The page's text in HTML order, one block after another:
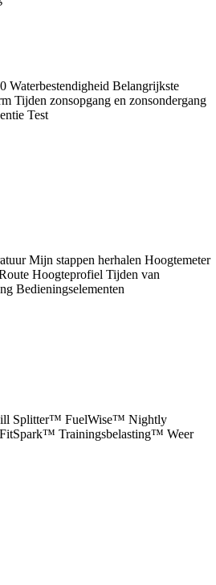
Waterbestendigheid Belangrijkste
Tijden zonsopgang en zonsondergang
Test
Mijn stappen herhalen Hoogtemeter
Hoogteprofiel Tijden van
Bedieningselementen
Splitter™ FuelWise™ Nightly
Trainingsbelasting™ Weer